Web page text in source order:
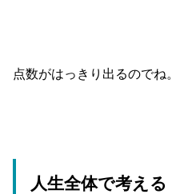
点数がはっきり出るのでね。
人生全体で考える